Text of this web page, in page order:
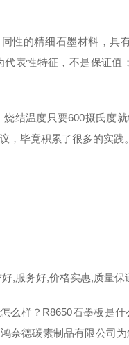
性的精细石墨材料，具
表性特征，不是保证
结温度只要600摄氏度
，毕竟积累了很多的实践。
,服务好,价格实惠,质量保
么样？R8650石墨板是
奈德碳素制品有限公司